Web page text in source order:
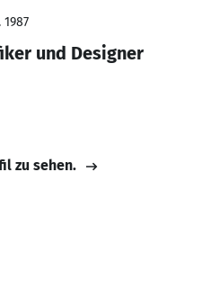
und Designer
zu sehen.